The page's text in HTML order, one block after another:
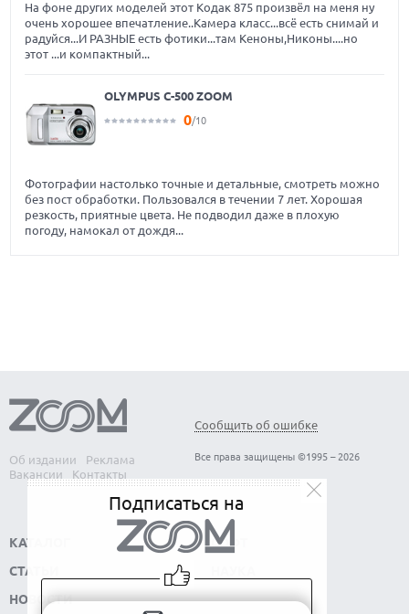
На фоне других моделей этот Кодак 875 произвёл на меня ну
очень хорошее впечатление..Камера класс...всё есть снимай и
радуйся...И РАЗНЫЕ есть фотики...там Кеноны,Никоны....но
этот ...и компактный...
OLYMPUS C-500 ZOOM
0/10
Фотографии настолько точные и детальные, смотреть можно
без пост обработки. Пользовался в течении 7 лет. Хорошая
резкость, приятные цвета. Не подводил даже в плохую
погоду, намокал от дождя...
Об издании
Реклама
Вакансии
Контакты
Сообщить об ошибке
Все права защищены ©1995 – 2026
КАТАЛОГ
СТАТЬИ
НОВОСТИ
СОФТ
Подписаться на